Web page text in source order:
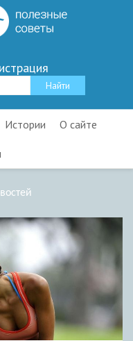
Истории О сайте